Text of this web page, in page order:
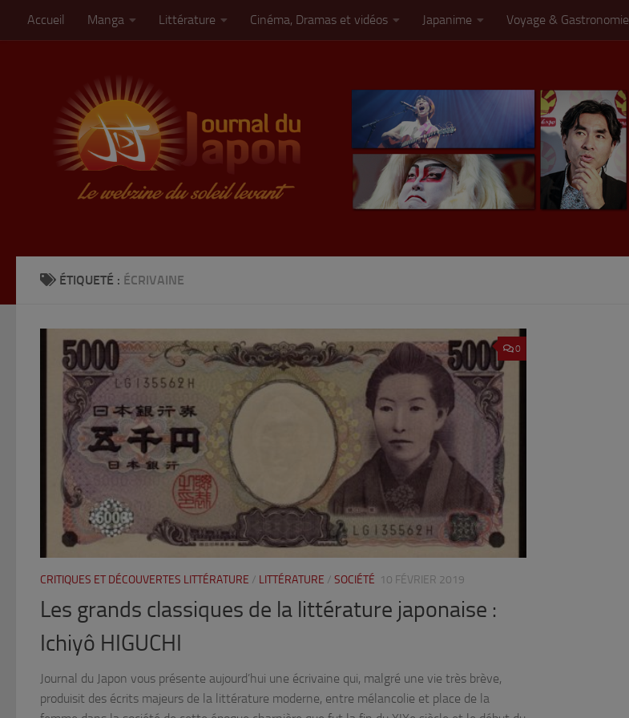
Skip to content
Accueil Manga Littérature Cinéma, Dramas et vidéos Japanime Voyage & Gastronomie
ÉTIQUETÉ : ÉCRIVAINE
0
CRITIQUES ET DÉCOUVERTES LITTÉRATURE / LITTÉRATURE / SOCIÉTÉ 10 FÉVRIER 2019
Les grands classiques de la littérature japonaise :
Ichiyô HIGUCHI
Journal du Japon vous présente aujourd’hui une écrivaine qui, malgré une vie très brève,
produisit des écrits majeurs de la littérature moderne, entre mélancolie et place de la